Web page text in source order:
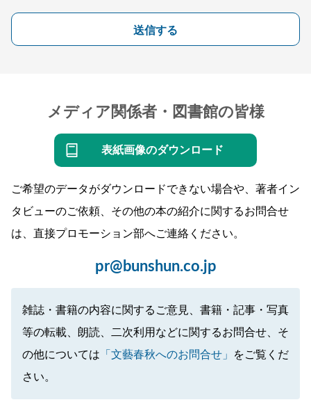
送信する
メディア関係者・図書館の皆様
表紙画像のダウンロード
ご希望のデータがダウンロードできない場合や、著者イン
タビューのご依頼、その他の本の紹介に関するお問合せ
は、直接プロモーション部へご連絡ください。
pr@bunshun.co.jp
雑誌・書籍の内容に関するご意見、書籍・記事・写真
等の転載、朗読、二次利用などに関するお問合せ、そ
の他については 「文藝春秋へのお問合せ」
をご覧くだ
さい。